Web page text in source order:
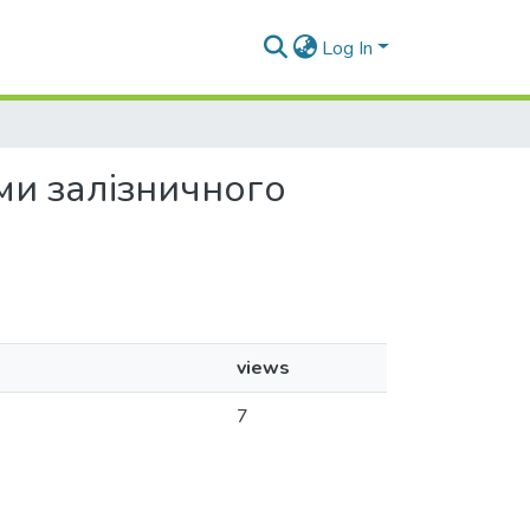
Log In
залізничного
views
7